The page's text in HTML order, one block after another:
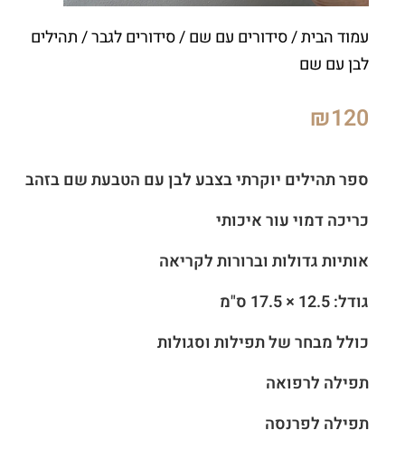
עמוד הבית/סידורים עם שם/סידורים לגבר/ תהילים
לבן עם שם
₪120
ספר תהילים יוקרתי בצבע לבן עם הטבעת שם בזהב
כריכה דמוי עור איכותי
אותיות גדולות וברורות לקריאה
גודל: 12.5 × 17.5 ס"מ
כולל מבחר של תפילות וסגולות
תפילה לרפואה
תפילה לפרנסה